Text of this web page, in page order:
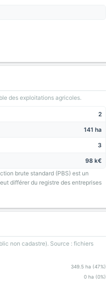
des exploitations agricoles.
2
141 ha
3
98 k€
brute standard (PBS) est un
différer du registre des entreprises
non cadastre). Source : fichiers
349.5 ha (47%)
0 ha (0%)